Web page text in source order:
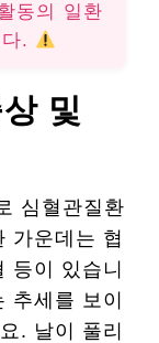
동의 일환
.
및
심혈관질환
가운데는 협
등이 있습니
세를 보이
. 날이 풀리